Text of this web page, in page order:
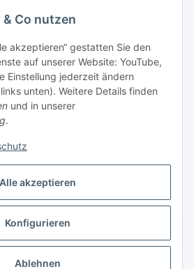
Alle akzeptieren
Konfigurieren
Ablehnen
Co nutzen
akzeptieren“ gestatten Sie den
auf unserer Website: YouTube,
Einstellung jederzeit ändern
unten). Weitere Details finden
und in unserer
.
widerrufen